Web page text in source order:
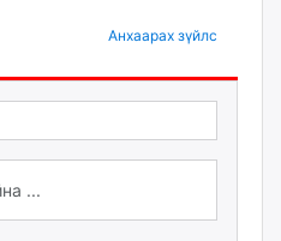
Анхаарах зүйлс